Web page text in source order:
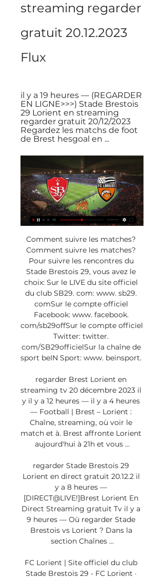
streaming regarder
gratuit 20.12.2023
Flux
il y a 19 heures — (REGARDER
EN LIGNE>>>) Stade Brestois
29 Lorient en streaming
regarder gratuit 20/12/2023
Regardez les matchs de foot
de Brest hesgoal en ...
Comment suivre les matches?
Comment suivre les matches?
Pour suivre les rencontres du
Stade Brestois 29, vous avez le
choix: Sur le LIVE du site officiel
du club SB29. com: www. sb29.
comSur le compte officiel
Facebook: www. facebook.
com/sb29offSur le compte officiel
Twitter: twitter.
com/SB29officielSur la chaîne de
sport beIN Sport: www. beinsport.
regarder Brest Lorient en
streaming tv 20 décembre 2023 il
y il y a 12 heures — il y a 4 heures
— Football | Brest – Lorient :
Chaîne, streaming, où voir le
match et à. Brest affronte Lorient
aujourd'hui à 21h et vous ...
regarder Stade Brestois 29
Lorient en direct gratuit 20.12.2 il
y a 8 heures —
[DIRECT@LIVE!]Brest Lorient En
Direct Streaming gratuit Tv il y a
9 heures — Où regarder Stade
Brestois vs Lorient ? Dans la
section Chaînes ...
FC Lorient | Site officiel du club
Stade Brestois 29 - FC Lorient ·